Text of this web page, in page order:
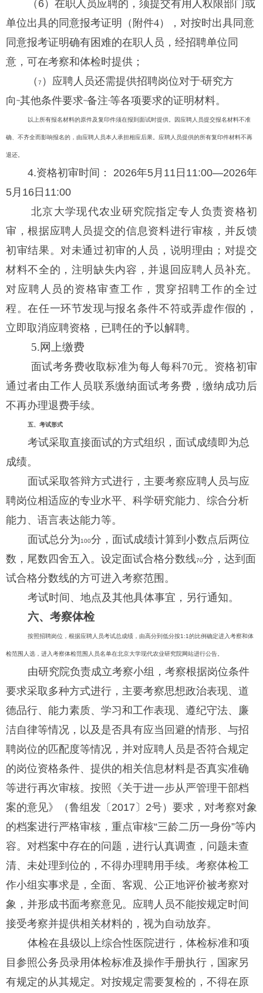
（ 6）在职人员应聘的，须提交有用人权限部门或
单位出具的同意报考证明
（附件4）
，对按时出具同意
同意报考证明确有困难的在职人员，经招聘单位同
意，可在考察和体检时提供；
（ 7 ）应聘人员还需提供招聘岗位对于“研究方
向 ”“其他条件要求”“备注”等各项要求的证明材料。
以上所有报名材料的原件及复印件须在报到面试时提供。因应聘人员提交报名材料不准
确、不齐全而影响报名的，由应聘人员本人承担相应后果。应聘人员提供的所有复印件材料不再
退还。
4.资格初审时间： 2026年5月 11 日 11:00—2026年
5月 16 日 11:00
北京大学现代农业研究院指定专人负责资格初
审，根据应聘人员提交的信息资料进行审核，并反馈
初审结果。对未通过初审的人员，说明理由；对提交
材料不全的，注明缺失内容，并退回应聘人员补充。
对应聘人员的资格审查工作，贯穿招聘工作的全过
程。在任一环节发现与报名条件不符或弄虚作假的，
立即取消应聘资格，已聘任的予以解聘。
5.网上缴费
面试考务费收取标准为每人每科70元。 资格初审
通过者由工作人员联系缴纳面试考务费，缴纳成功后
不再办理退费手续。
五、考试形式
考试采取直接面试的方式组织，面试成绩即为总
成绩。
面试采取答辩方式进行，主要考察应聘人员与应
聘岗位相适应的专业水平、科学研究能力、综合分析
能力、语言表达能力等。
面试总分为100分，面试成绩计算到小数点后两位
数，尾数四舍五入。设定面试合格分数线70分，达到面
试合格分数线的方可进入考察范围。
考试时间、地点及其他具体事宜，另行通知。
六、考察体检
按照招聘岗位，根据应聘人员考试总成绩，由高分到低分按1:1的比例确定进入考察和体
检范围人选，进入考察体检范围人员名单在北京大学现代农业研究院网站进行公告。
由研究院负责成立考察小组， 考察根据岗位条件
要求采取多种方式进行，主要考察思想政治表现、道
德品行、能力素质、学习和工作表现、遵纪守法、廉
洁自律等情况，以及是否具有应当回避的情形、与招
聘岗位的匹配度等情况，并对应聘人员是否符合规定
的岗位资格条件、提供的相关信息材料是否真实准确
等进行再次审核。按照《关于进一步从严管理干部档
案的意见》（鲁组发〔 2017 〕 2号）要求，对考察对象
的档案进行严格审核，重点审核“三龄二历一身份”等内
容。对档案中存在的问题，进行认真调查，问题未查
清、未处理到位的，不得办理聘用手续。考察体检工
作小组实事求是，全面、客观、公正地评价被考察对
象，并形成书面考察意见。应聘人员不能按规定时间
接受考察并提供相关材料的，视为自动放弃。
体检在县级以上综合性医院进行，体检标准和项
目参照公务员录用体检标准及操作手册执行，国家另
有规定的从其规定。对按规定需要复检的，不得在原